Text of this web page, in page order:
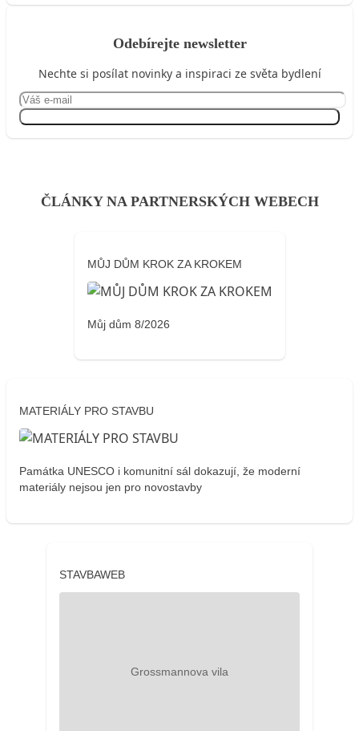
Odebírejte newsletter
Nechte si posílat novinky a inspiraci ze světa bydlení
ČLÁNKY NA PARTNERSKÝCH WEBECH
MŮJ DŮM KROK ZA KROKEM
Můj dům 8/2026
MATERIÁLY PRO STAVBU
Památka UNESCO i komunitní sál dokazují, že moderní
materiály nejsou jen pro novostavby
STAVBAWEB